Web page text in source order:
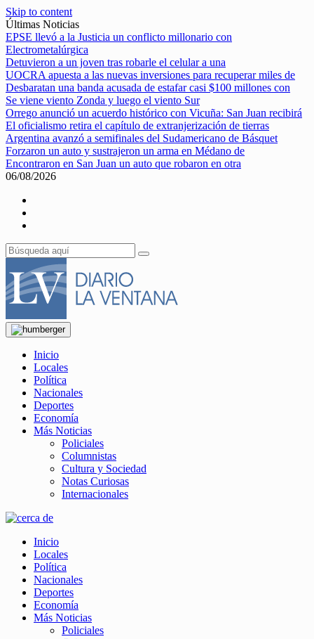
Skip to content
Últimas Noticias
EPSE llevó a la Justicia un conflicto millonario con
Electrometalúrgica
Detuvieron a un joven tras robarle el celular a una
UOCRA apuesta a las nuevas inversiones para recuperar miles de
Desbaratan una banda acusada de estafar casi $100 millones con
Se viene viento Zonda y luego el viento Sur
Orrego anunció un acuerdo histórico con Vicuña: San Juan recibirá
El oficialismo retira el capítulo de extranjerización de tierras
Argentina avanzó a semifinales del Sudamericano de Básquet
Forzaron un auto y sustrajeron un arma en Médano de
Encontraron en San Juan un auto que robaron en otra
06/08/2026
Inicio
Locales
Política
Nacionales
Deportes
Economía
Más Noticias
Policiales
Columnistas
Cultura y Sociedad
Notas Curiosas
Internacionales
Inicio
Locales
Política
Nacionales
Deportes
Economía
Más Noticias
Policiales